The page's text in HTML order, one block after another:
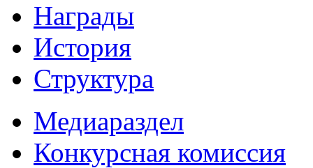
Награды
История
Структура
Медиараздел
Конкурсная комиссия